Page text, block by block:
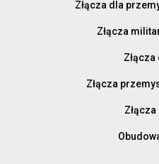
Złącza dla
Złącza
Złącza
Złącza